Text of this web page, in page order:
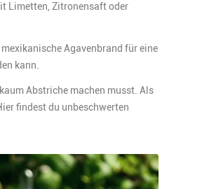
Limetten, Zitronensaft oder
Agavenbrand für eine
kann.
Abstriche machen musst. Als
findest du unbeschwerten